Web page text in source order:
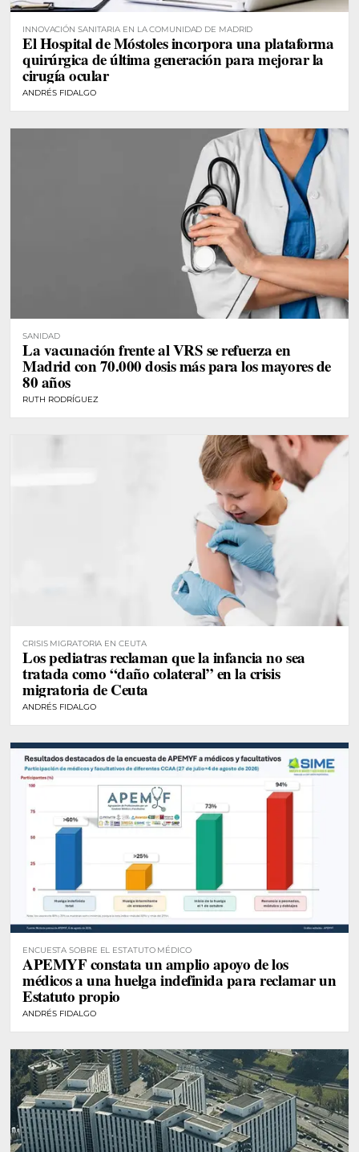
INNOVACIÓN SANITARIA EN LA COMUNIDAD DE MADRID
El Hospital de Móstoles incorpora una plataforma
quirúrgica de última generación para mejorar la
cirugía ocular
ANDRÉS FIDALGO
SANIDAD
La vacunación frente al VRS se refuerza en
Madrid con 70.000 dosis más para los mayores de
80 años
RUTH RODRÍGUEZ
CRISIS MIGRATORIA EN CEUTA
Los pediatras reclaman que la infancia no sea
tratada como “daño colateral” en la crisis
migratoria de Ceuta
ANDRÉS FIDALGO
ENCUESTA SOBRE EL ESTATUTO MÉDICO
APEMYF constata un amplio apoyo de los
médicos a una huelga indefinida para reclamar un
Estatuto propio
ANDRÉS FIDALGO